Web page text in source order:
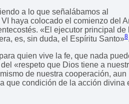
a lo que señalábamos al
haya colocado el comienzo del
«El ejecutor principal de
es, sin duda, el Espíritu Santo»8
quien vive la fe, que nada
«respeto que Dios tiene a
de nuestra cooperación, aun
que condición de la acción divina